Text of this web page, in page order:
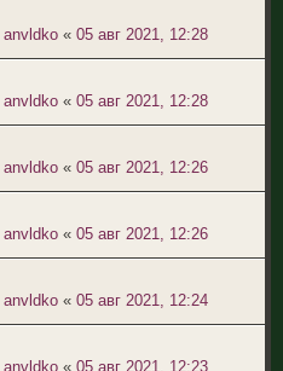
anvldko « 05 авг 2021, 12:28
anvldko « 05 авг 2021, 12:28
anvldko « 05 авг 2021, 12:26
anvldko « 05 авг 2021, 12:26
anvldko « 05 авг 2021, 12:24
anvldko « 05 авг 2021, 12:23